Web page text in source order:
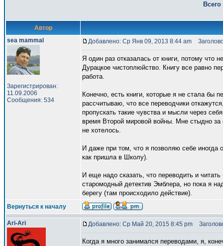
Автор
sea mammal
Зарегистрирован:
11.09.2006
Сообщения: 534
Добавлено: Ср Янв 09, 2013 8:44 am
Я один раз отказалась от книги, потому что
Дурацкое чистоплюйство. Книгу все равно
работа.
Конечно, есть книги, которые я не стала бы
рассчитываю, что все переводчики
пропускать такие чувства и мысли через
время Второй мировой войны. Мне стыдно
не хотелось.
И даже при том, что я позволяю себе иногда
как пришла в Школу).
И еще надо сказать, что переводить и
старомодный детектив Эмблера, но пока я
берегу (там происходило действие).
Вернуться к началу
Ari-Ari Добавлено: Ср Май 20, 2015 8:45 pm
Когда я много занимался переводами, я,